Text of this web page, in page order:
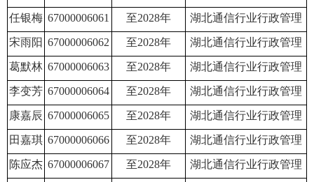
任银梅 67000006061 至2028年 湖北通信行业行政管理
宋雨阳 67000006062 至2028年 湖北通信行业行政管理
葛默林 67000006063 至2028年 湖北通信行业行政管理
李变芳 67000006064 至2028年 湖北通信行业行政管理
康嘉辰 67000006065 至2028年 湖北通信行业行政管理
田嘉琪 67000006066 至2028年 湖北通信行业行政管理
陈应杰 67000006067 至2028年 湖北通信行业行政管理